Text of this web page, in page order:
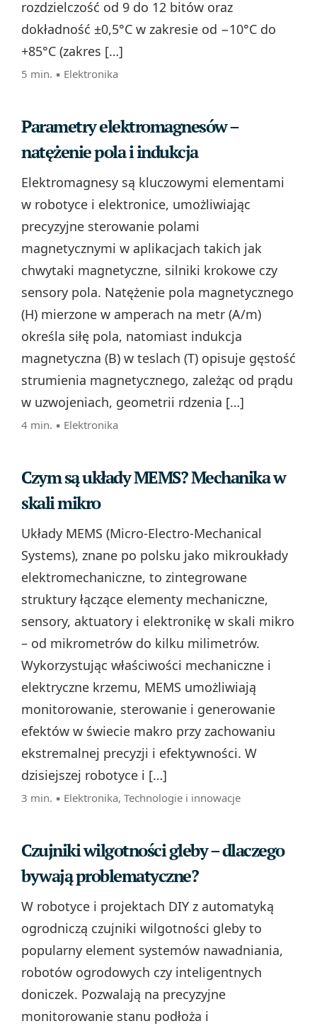
rozdzielczość od 9 do 12 bitów oraz
dokładność ±0,5°C w zakresie od −10°C do
+85°C (zakres […]
5 min. ▪ Elektronika
Parametry elektromagnesów –
natężenie pola i indukcja
Elektromagnesy są kluczowymi elementami
w robotyce i elektronice, umożliwiając
precyzyjne sterowanie polami
magnetycznymi w aplikacjach takich jak
chwytaki magnetyczne, silniki krokowe czy
sensory pola. Natężenie pola magnetycznego
(H) mierzone w amperach na metr (A/m)
określa siłę pola, natomiast indukcja
magnetyczna (B) w teslach (T) opisuje gęstość
strumienia magnetycznego, zależąc od prądu
w uzwojeniach, geometrii rdzenia […]
4 min. ▪ Elektronika
Czym są układy MEMS? Mechanika w
skali mikro
Układy MEMS (Micro-Electro-Mechanical
Systems), znane po polsku jako mikroukłady
elektromechaniczne, to zintegrowane
struktury łączące elementy mechaniczne,
sensory, aktuatory i elektronikę w skali mikro
– od mikrometrów do kilku milimetrów.
Wykorzystując właściwości mechaniczne i
elektryczne krzemu, MEMS umożliwiają
monitorowanie, sterowanie i generowanie
efektów w świecie makro przy zachowaniu
ekstremalnej precyzji i efektywności. W
dzisiejszej robotyce i […]
3 min. ▪ Elektronika, Technologie i innowacje
Czujniki wilgotności gleby – dlaczego
bywają problematyczne?
W robotyce i projektach DIY z automatyką
ogrodniczą czujniki wilgotności gleby to
popularny element systemów nawadniania,
robotów ogrodowych czy inteligentnych
doniczek. Pozwalają na precyzyjne
monitorowanie stanu podłoża i